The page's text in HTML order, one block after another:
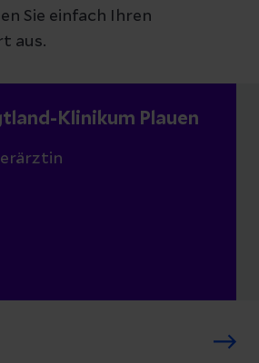
Sie einfach Ihren
aus.
Klinikum Plauen